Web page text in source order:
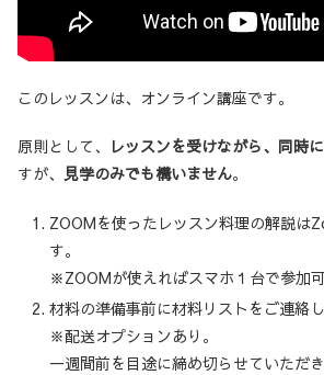
このレッスンは、オンライン講座です。
原則として、 レッスンを受けながら、同時
すが、 見学のみでも構いません。
ZOOMを使ったレッスン料理の解説は
す。
※ZOOMが使えればスマホ１台で参加可
材料の準備事前に材料リストをご連絡し
※配送オプションあり。
一週間前を目途に締め切らせていただ